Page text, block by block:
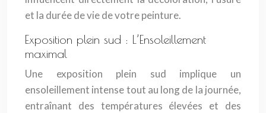
et la durée de vie de votre peinture.
Exposition plein sud : L’Ensoleillement
maximal
Une exposition plein sud implique un
ensoleillement intense tout au long de la journée,
entraînant des températures élevées et des